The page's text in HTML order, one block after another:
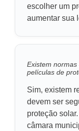
escolher um
aumentar sua
Existem
películas de
Sim, existem
devem ser
proteção
câmara